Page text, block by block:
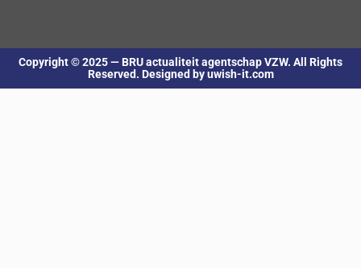
Copyright © 2025 — BRU actualiteit agentschap VZW. All Rights
Reserved. Designed by uwish-it.com